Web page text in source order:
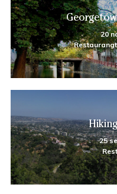
20
25